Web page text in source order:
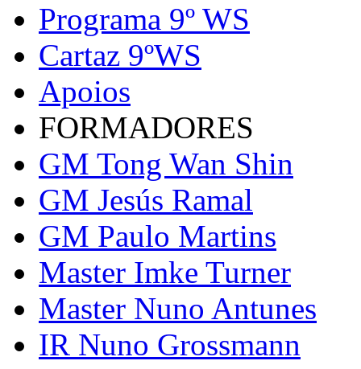
Programa 9º WS
Cartaz 9ºWS
Apoios
FORMADORES
GM Tong Wan Shin
GM Jesús Ramal
GM Paulo Martins
Master Imke Turner
Master Nuno Antunes
IR Nuno Grossmann